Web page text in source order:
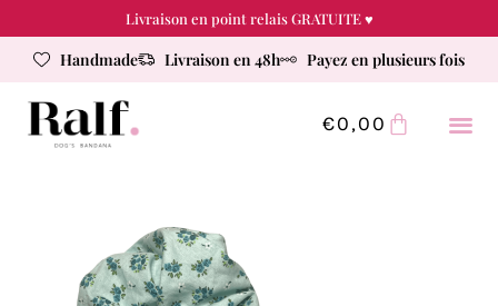
Livraison en point relais GRATUITE ♥
Handmade Livraison en 48h Payez en plusieurs fois
€0,00